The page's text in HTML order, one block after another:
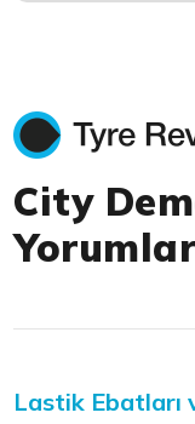
City
Lastik Ebatları